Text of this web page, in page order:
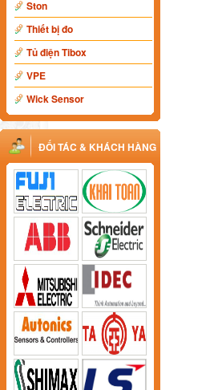
Ston
Thiết bị đo
Tủ điện Tibox
VPE
Wick Sensor
ĐỐI TÁC & KHÁCH HÀNG